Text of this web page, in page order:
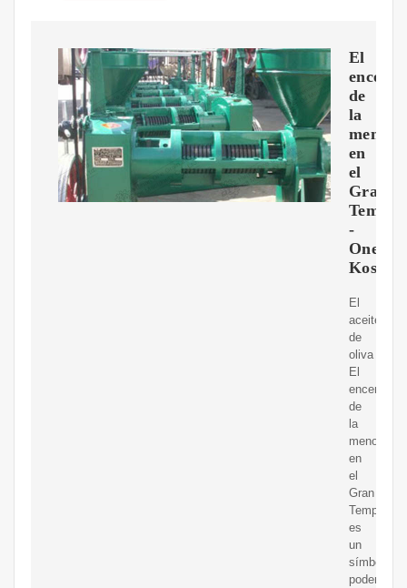
El
de
la
en
el
Gran
Templo
-
One
Kosher
El
aceite
de
oliva
El
encendido
de
la
menorah
en
el
Gran
Templo
es
un
símbolo
poderoso